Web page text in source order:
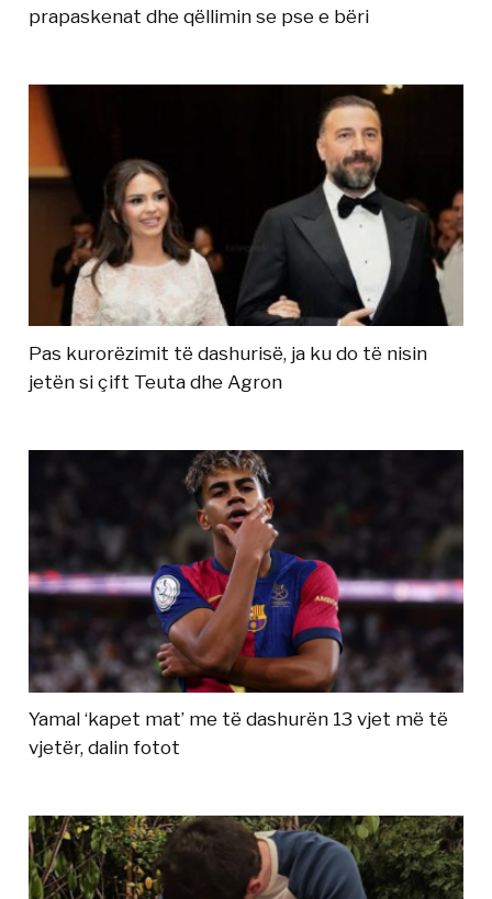
prapaskenat dhe qëllimin se pse e bëri
Pas kurorëzimit të dashurisë, ja ku do të nisin
jetën si çift Teuta dhe Agron
Yamal ‘kapet mat’ me të dashurën 13 vjet më të
vjetër, dalin fotot